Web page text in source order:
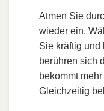
Atmen Sie
wieder ein.
Sie kräftig und
berühren sich
bekommt
Gleichzeitig